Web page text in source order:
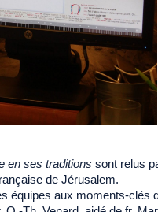
en ses traditions sont relus
de Jérusalem.
équipes aux moments-clés